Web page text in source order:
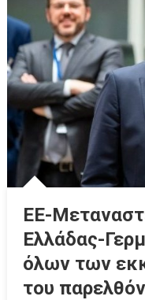
ΕΕ-
Ελλάδας-
όλων των
του